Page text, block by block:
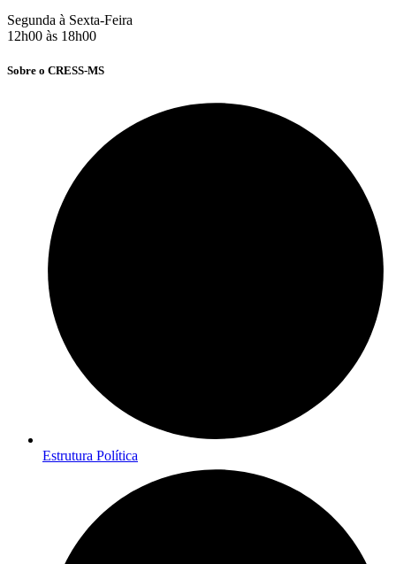
Segunda à Sexta-Feira
12h00 às 18h00
Sobre o CRESS-MS
Estrutura Política